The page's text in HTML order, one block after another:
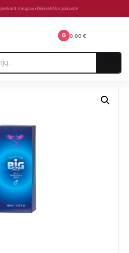
perkant daugiau•Diskretiška pakuotė
0 0,00 €